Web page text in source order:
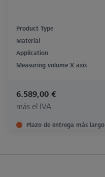
Product Type
Material
Application
Measuring volume X axis
6.589,00 €
más el IVA
Plazo de entrega más largo